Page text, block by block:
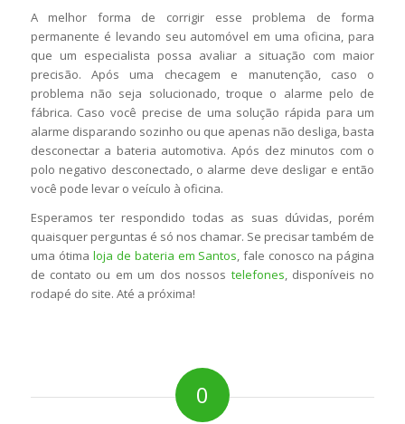
A melhor forma de corrigir esse problema de forma
permanente é levando seu automóvel em uma oficina, para
que um especialista possa avaliar a situação com maior
precisão. Após uma checagem e manutenção, caso o
problema não seja solucionado, troque o alarme pelo de
fábrica. Caso você precise de uma solução rápida para um
alarme disparando sozinho ou que apenas não desliga, basta
desconectar a bateria automotiva. Após dez minutos com o
polo negativo desconectado, o alarme deve desligar e então
você pode levar o veículo à oficina.
Esperamos ter respondido todas as suas dúvidas, porém
quaisquer perguntas é só nos chamar. Se precisar também de
uma ótima loja de bateria em Santos, fale conosco na página
de contato ou em um dos nossos telefones, disponíveis no
rodapé do site. Até a próxima!
0